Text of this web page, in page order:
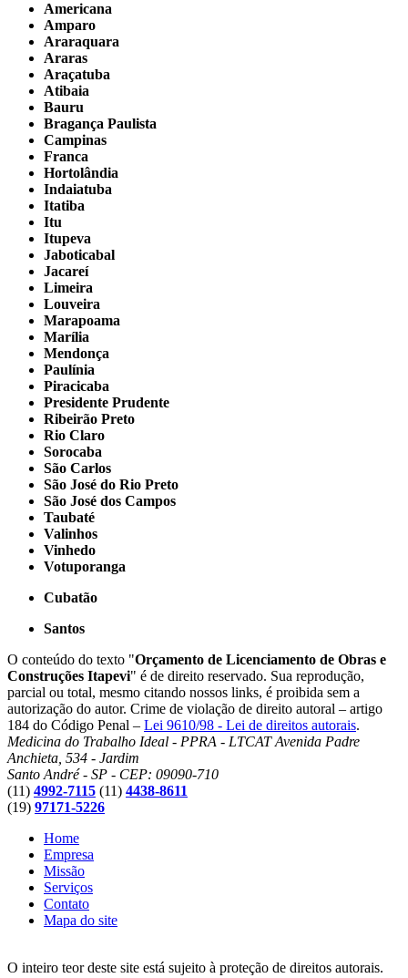
Americana
Amparo
Araraquara
Araras
Araçatuba
Atibaia
Bauru
Bragança Paulista
Campinas
Franca
Hortolândia
Indaiatuba
Itatiba
Itu
Itupeva
Jaboticabal
Jacareí
Limeira
Louveira
Marapoama
Marília
Mendonça
Paulínia
Piracicaba
Presidente Prudente
Ribeirão Preto
Rio Claro
Sorocaba
São Carlos
São José do Rio Preto
São José dos Campos
Taubaté
Valinhos
Vinhedo
Votuporanga
Cubatão
Santos
O conteúdo do texto "Orçamento de Licenciamento de Obras e
Construções Itapevi" é de direito reservado. Sua reprodução,
parcial ou total, mesmo citando nossos links, é proibida sem a
autorização do autor. Crime de violação de direito autoral – artigo
184 do Código Penal – Lei 9610/98 - Lei de direitos autorais.
Medicina do Trabalho Ideal - PPRA - LTCATAvenida Padre
Anchieta, 534 - Jardim
Santo André - SP - CEP: 09090-710
(11) 4992-7115 (11) 4438-8611
(19) 97171-5226
Home
Empresa
Missão
Serviços
Contato
Mapa do site
O inteiro teor deste site está sujeito à proteção de direitos autorais.